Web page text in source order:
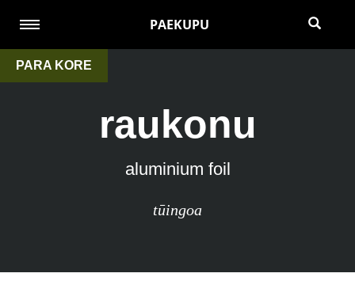
PAEKUPU
PARA KORE
raukonu
aluminium foil
tūingoa